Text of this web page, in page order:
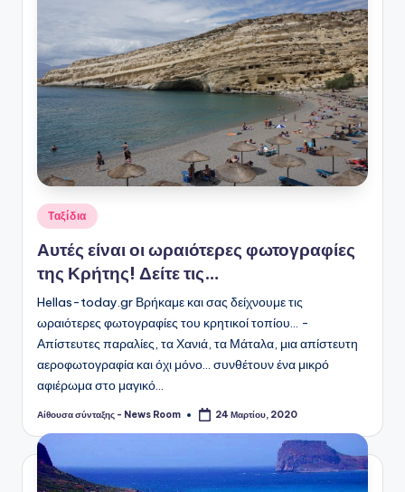
Αναρτήθηκε
σε
Ταξίδια
Αυτές είναι οι ωραιότερες φωτογραφίες
της Κρήτης! Δείτε τις…
Hellas-today.gr Βρήκαμε και σας δείχνουμε τις
ωραιότερες φωτογραφίες του κρητικοί τοπίου... -
Απίστευτες παραλίες, τα Χανιά, τα Μάταλα, μια απίστευτη
αεροφωτογραφία και όχι μόνο... συνθέτουν ένα μικρό
αφιέρωμα στο μαγικό…
Συγγραφέας:
Αίθουσα σύνταξης - News Room 24 Μαρτίου, 2020